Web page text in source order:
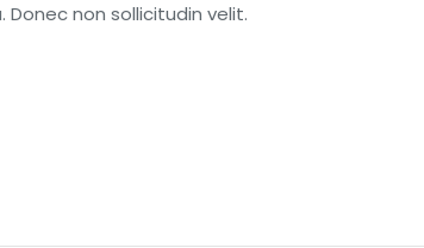
non sollicitudin velit.